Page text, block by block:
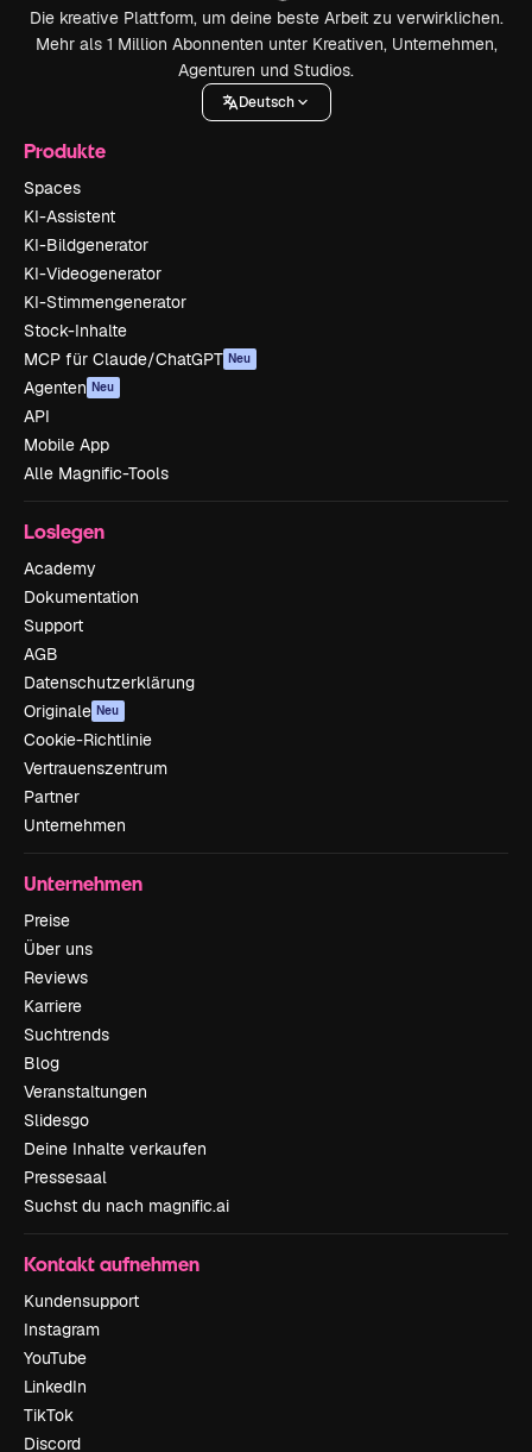
Die kreative Plattform, um deine beste Arbeit zu verwirklichen.
Mehr als 1 Million Abonnenten unter Kreativen, Unternehmen,
Agenturen und Studios.
Deutsch
Produkte
Spaces
KI-Assistent
KI-Bildgenerator
KI-Videogenerator
KI-Stimmengenerator
Stock-Inhalte
MCP für Claude/ChatGPT Neu
Agenten Neu
API
Mobile App
Alle Magnific-Tools
Loslegen
Academy
Dokumentation
Support
AGB
Datenschutzerklärung
Originale Neu
Cookie-Richtlinie
Vertrauenszentrum
Partner
Unternehmen
Unternehmen
Preise
Über uns
Reviews
Karriere
Suchtrends
Blog
Veranstaltungen
Slidesgo
Deine Inhalte verkaufen
Pressesaal
Suchst du nach magnific.ai
Kontakt aufnehmen
Kundensupport
Instagram
YouTube
LinkedIn
TikTok
Discord